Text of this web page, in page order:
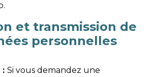
et transmission de
personnelles
: Si vous demandez une